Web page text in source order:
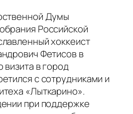
Думы
Российской
хоккеист
Фетисов в
визита в город
с сотрудниками и
«Лыткарино».
при поддержке